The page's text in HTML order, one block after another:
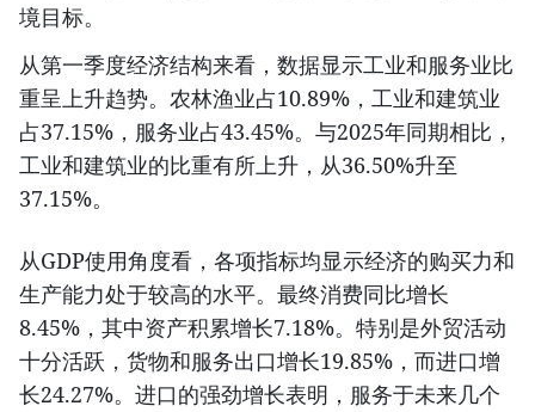
境目标。
从第一季度经济结构来看，数据显示工业和服务业比
重呈上升趋势。农林渔业占10.89%，工业和建筑业
占37.15%，服务业占43.45%。与2025年同期相比，
工业和建筑业的比重有所上升，从36.50%升至
37.15%。
从GDP使用角度看，各项指标均显示经济的购买力和
生产能力处于较高的水平。最终消费同比增长
8.45%，其中资产积累增长7.18%。特别是外贸活动
十分活跃，货物和服务出口增长19.85%，而进口增
长24.27%。进口的强劲增长表明，服务于未来几个